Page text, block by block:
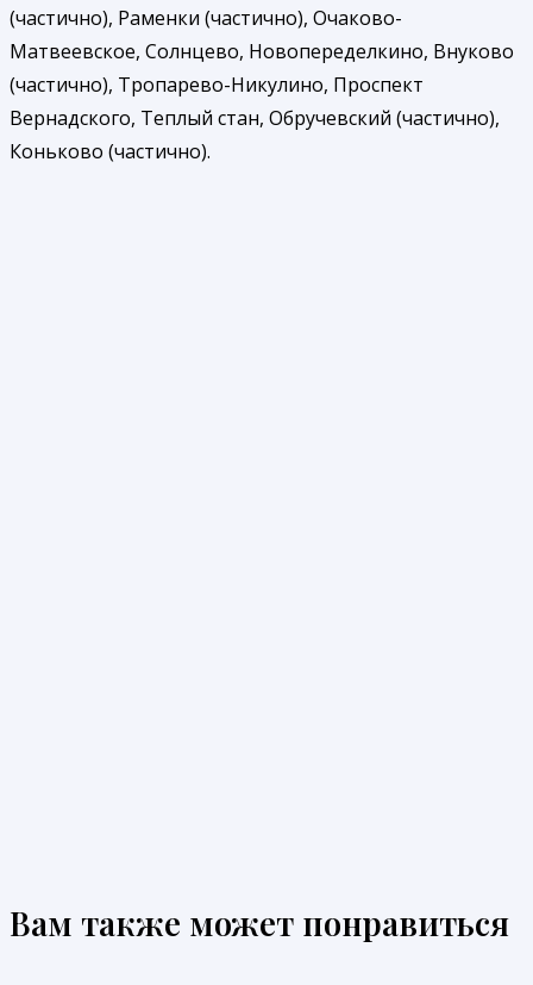
(частично), Раменки (частично), Очаково-
Матвеевское, Солнцево, Новопеределкино, Внуково
(частично), Тропарево-Никулино, Проспект
Вернадского, Теплый стан, Обручевский (частично),
Коньково (частично).
Вам также может понравиться